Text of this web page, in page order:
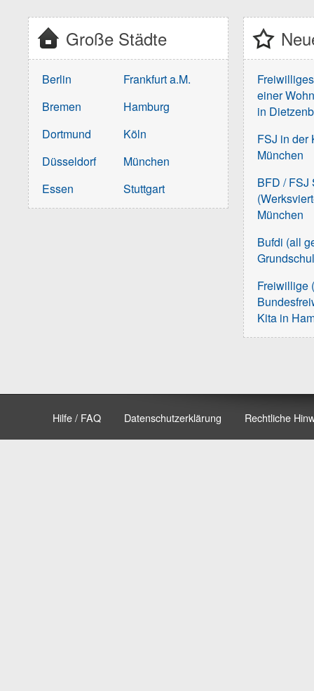
Große Städte
Berlin
Bremen
Dortmund
Düsseldorf
Essen
Frankfurt a.M.
Hamburg
Köln
München
Stuttgart
einer
in
FSJ in der
München
BFD / FSJ
München
Bufdi (all
Freiwillige
Kita in
Hilfe / FAQ Datenschutzerklärung Rechtliche